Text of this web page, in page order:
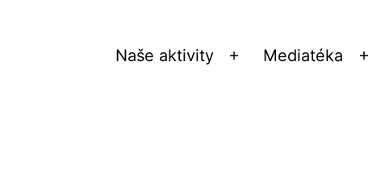
Naše aktivity
Otevřít
Mediatéka